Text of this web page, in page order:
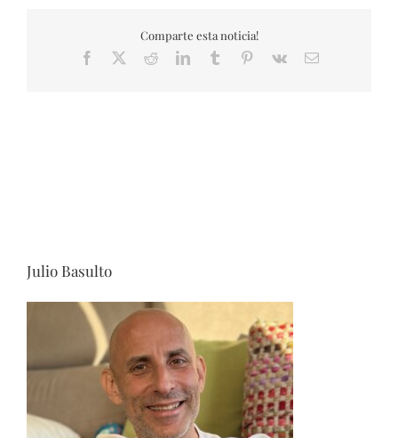
Comparte esta noticia!
Facebook RedditLinkedInTumblr Pinterest
Vk
Correo
Julio Basulto